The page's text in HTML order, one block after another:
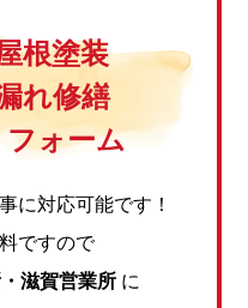
根塗装
れ修繕
フォーム
に対応可能です！
ですので
滋賀営業所 に